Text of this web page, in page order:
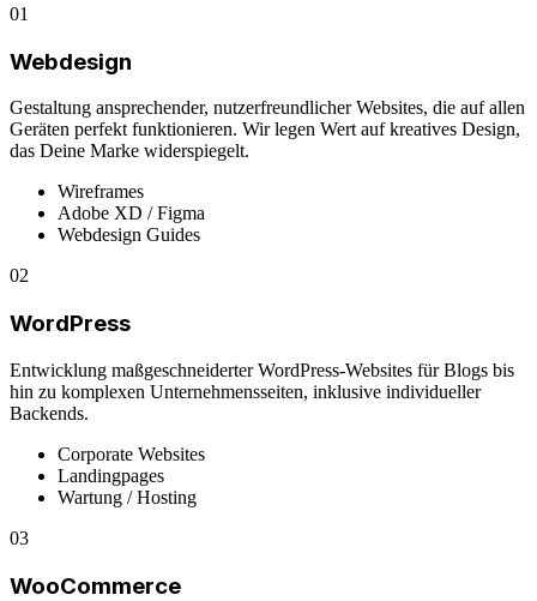
01
Webdesign
Gestaltung ansprechender, nutzerfreundlicher Websites, die auf allen
Geräten perfekt funktionieren. Wir legen Wert auf kreatives Design,
das Deine Marke widerspiegelt.
Wireframes
Adobe XD / Figma
Webdesign Guides
02
WordPress
Entwicklung maßgeschneiderter WordPress-Websites für Blogs bis
hin zu komplexen Unternehmensseiten, inklusive individueller
Backends.
Corporate Websites
Landingpages
Wartung / Hosting
03
WooCommerce